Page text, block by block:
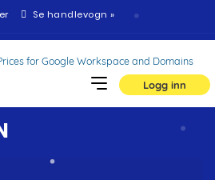
Se handlevogn »
Logg inn